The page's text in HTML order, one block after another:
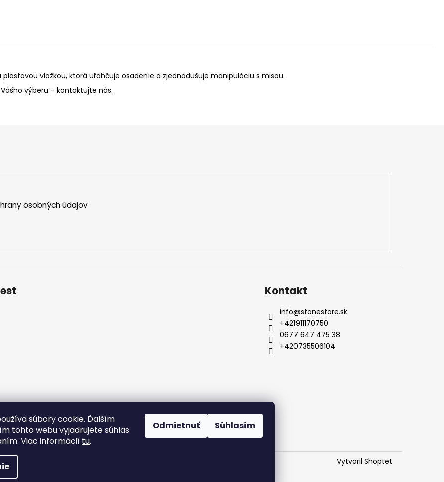
súbory cookie. Ďalším
tohto webu vyjadrujete súhlas
Viac informácií tu.
Odmietnuť Súhlasím
vložkou, ktorá uľahčuje osadenie a zjednodušuje manipuláciu s misou.
výberu – kontaktujte nás.
osobných údajov
Kontakt
info@stonestore.sk
+421911170750
0677 647 475 38
+420735506104
Podmienky ochrany osobných údajov Veľkoobchod Kontakty
Vytvoril Shoptet